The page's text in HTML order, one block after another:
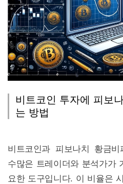
비트코인 투자에 피보
는 방법
비트코인과 피보나치 황금비
수많은 트레이더와 분석가가
요한 도구입니다. 이 비율은